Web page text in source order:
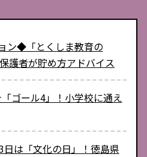
ン◆「とくしま教育の
護者が貯め方アドバイス
ゴール4」！小学校に通え
日は「文化の日」！徳島県